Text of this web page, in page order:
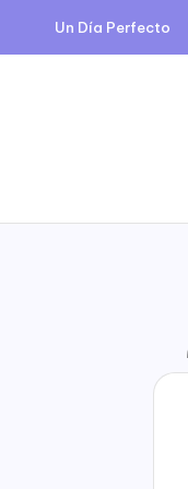
Skip
Un Día Perfecto